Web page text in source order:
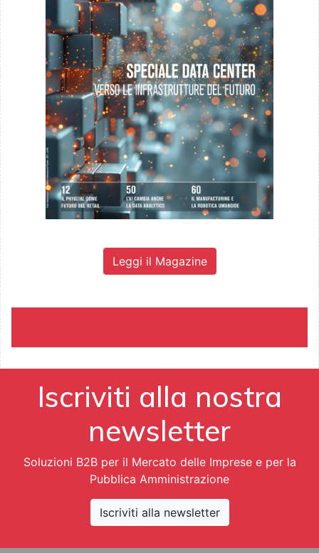
Leggi il Magazine
Iscriviti alla nostra
newsletter
Soluzioni B2B per il Mercato delle Imprese e per la
Pubblica Amministrazione
Iscriviti alla newsletter